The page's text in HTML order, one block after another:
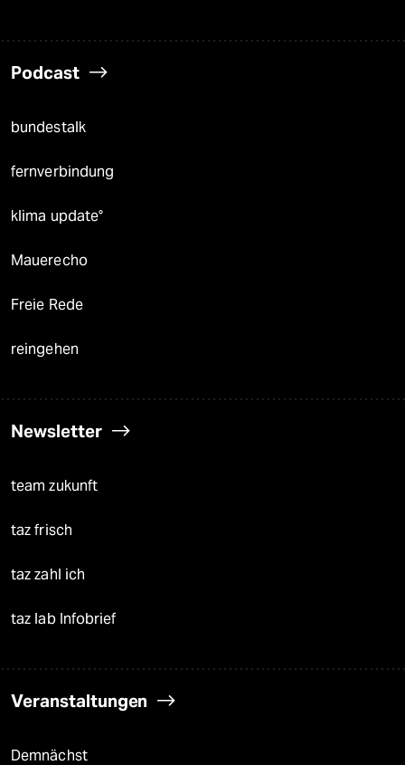
Podcast
bundestalk
fernverbindung
klima update°
Mauerecho
Freie Rede
reingehen
Newsletter
team zukunft
taz frisch
taz zahl ich
taz lab Infobrief
Veranstaltungen
Demnächst